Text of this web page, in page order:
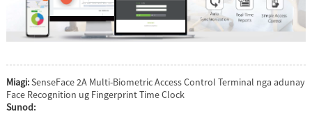
Miagi:SenseFace 2A Multi-Biometric Access Control Terminal nga adunay
Face Recognition ug Fingerprint Time Clock
Sunod: